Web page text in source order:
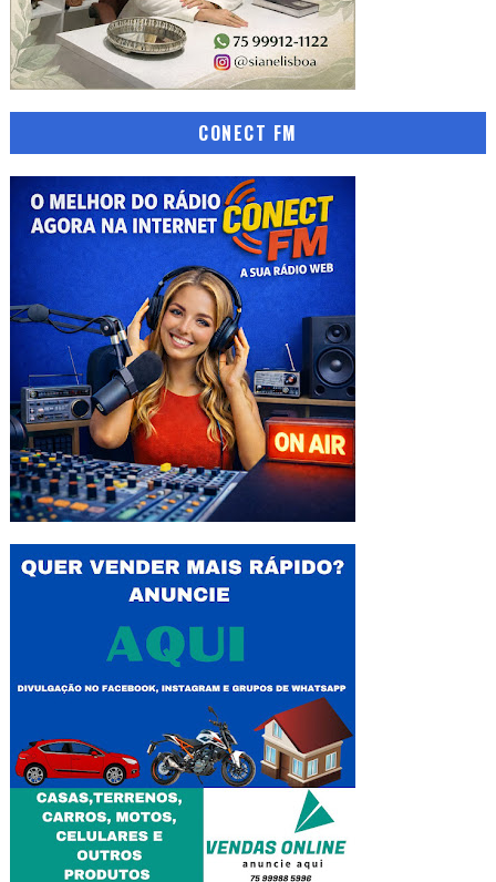
CONECT FM